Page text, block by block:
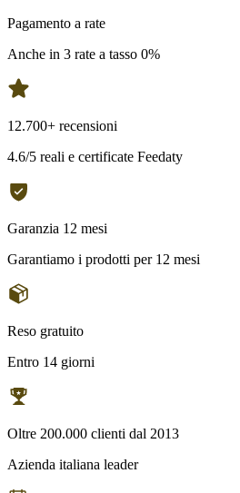
Pagamento a rate
Anche in 3 rate a tasso 0%
12.700+ recensioni
4.6/5 reali e certificate Feedaty
Garanzia 12 mesi
Garantiamo i prodotti per 12 mesi
Reso gratuito
Entro 14 giorni
Oltre 200.000 clienti dal 2013
Azienda italiana leader